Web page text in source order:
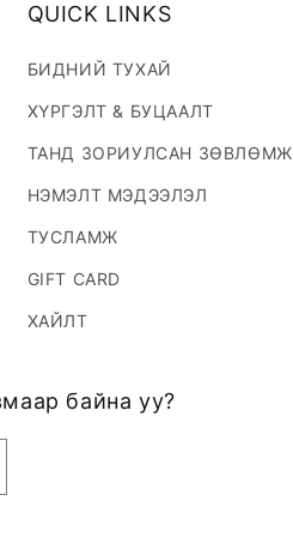
QUICK LINKS
БИДНИЙ ТУХАЙ
ХҮРГЭЛТ & БУЦААЛТ
ТАНД ЗОРИУЛСАН ЗӨВЛӨМЖ
НЭМЭЛТ МЭДЭЭЛЭЛ
ТУСЛАМЖ
GIFT CARD
ХАЙЛТ
байна уу?